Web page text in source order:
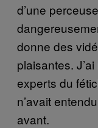
d’une
donne des
plaisantes.
experts du
n’avait
avant.